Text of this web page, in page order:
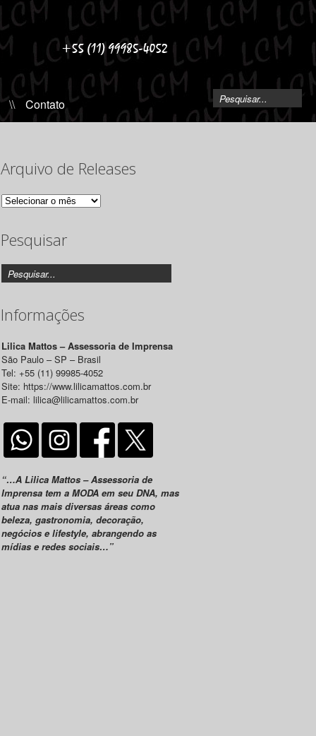
\\ Contato
Arquivo de Releases
Arquivo
Pesquisar
Informações
Lilica Mattos – Assessoria de Imprensa
São Paulo – SP – Brasil
Tel: +55 (11) 99985-4052
Site: https://www.lilicamattos.com.br
E-mail: lilica@lilicamattos.com.br
“…A Lilica Mattos – Assessoria de
Imprensa tem a MODA em seu DNA, mas
atua nas mais diversas áreas como
beleza, gastronomia, decoração,
negócios e lifestyle, abrangendo as
mídias e redes sociais…”